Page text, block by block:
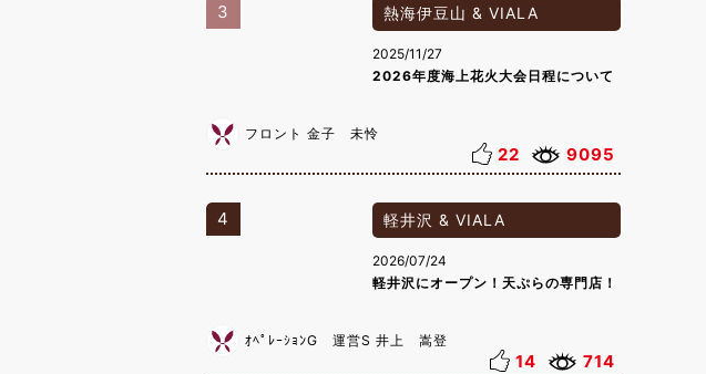
3 熱海伊豆山 & VIALA
2025/11/27
2026年度海上花火大会日程について
フロント 金子 未怜
22 9095
4 軽井沢 & VIALA
2026/07/24
軽井沢にオープン！天ぷらの専門店！
ｵﾍﾟﾚｰｼｮﾝG 運営S 井上 嵩登
14 714